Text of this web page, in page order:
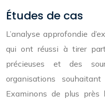
Études de cas
L’analyse approfondie
qui ont réussi à tirer
précieuses et des
organisations
Examinons de plus près